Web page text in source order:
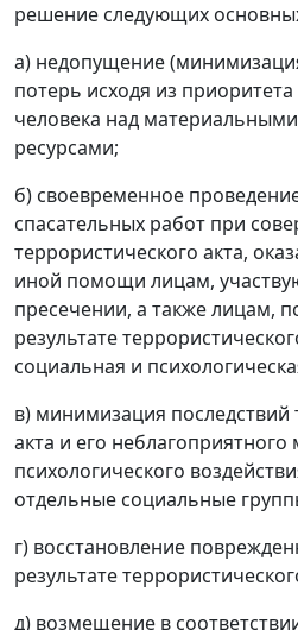
решение следующих
а) недопущение
потерь исходя из
человека над
ресурсами;
б) своевременное
спасательных работ при
террористического акта,
иной помощи лицам,
пресечении, а также лицам,
результате
социальная и
в) минимизация последствий
акта и его
психологического
отдельные социальные
г) восстановление
результате
д) возмещение в